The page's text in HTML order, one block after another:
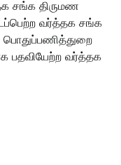
சங்க திருமண
வர்த்தக சங்க
பொதுப்பணித்துறை
பதவியேற்ற வர்த்தக